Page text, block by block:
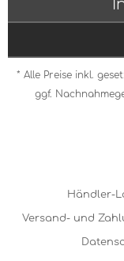
* Alle Preise inkl.
ggf.
Händler-
Versand- und